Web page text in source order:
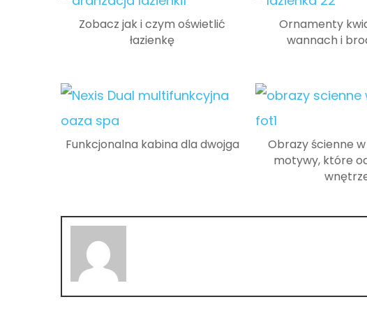
Zobacz jak i czym oświetlić
łazienkę
Ornamenty
wannach i
Funkcjonalna kabina dla dwojga
Obrazy ścienne w
motywy, które